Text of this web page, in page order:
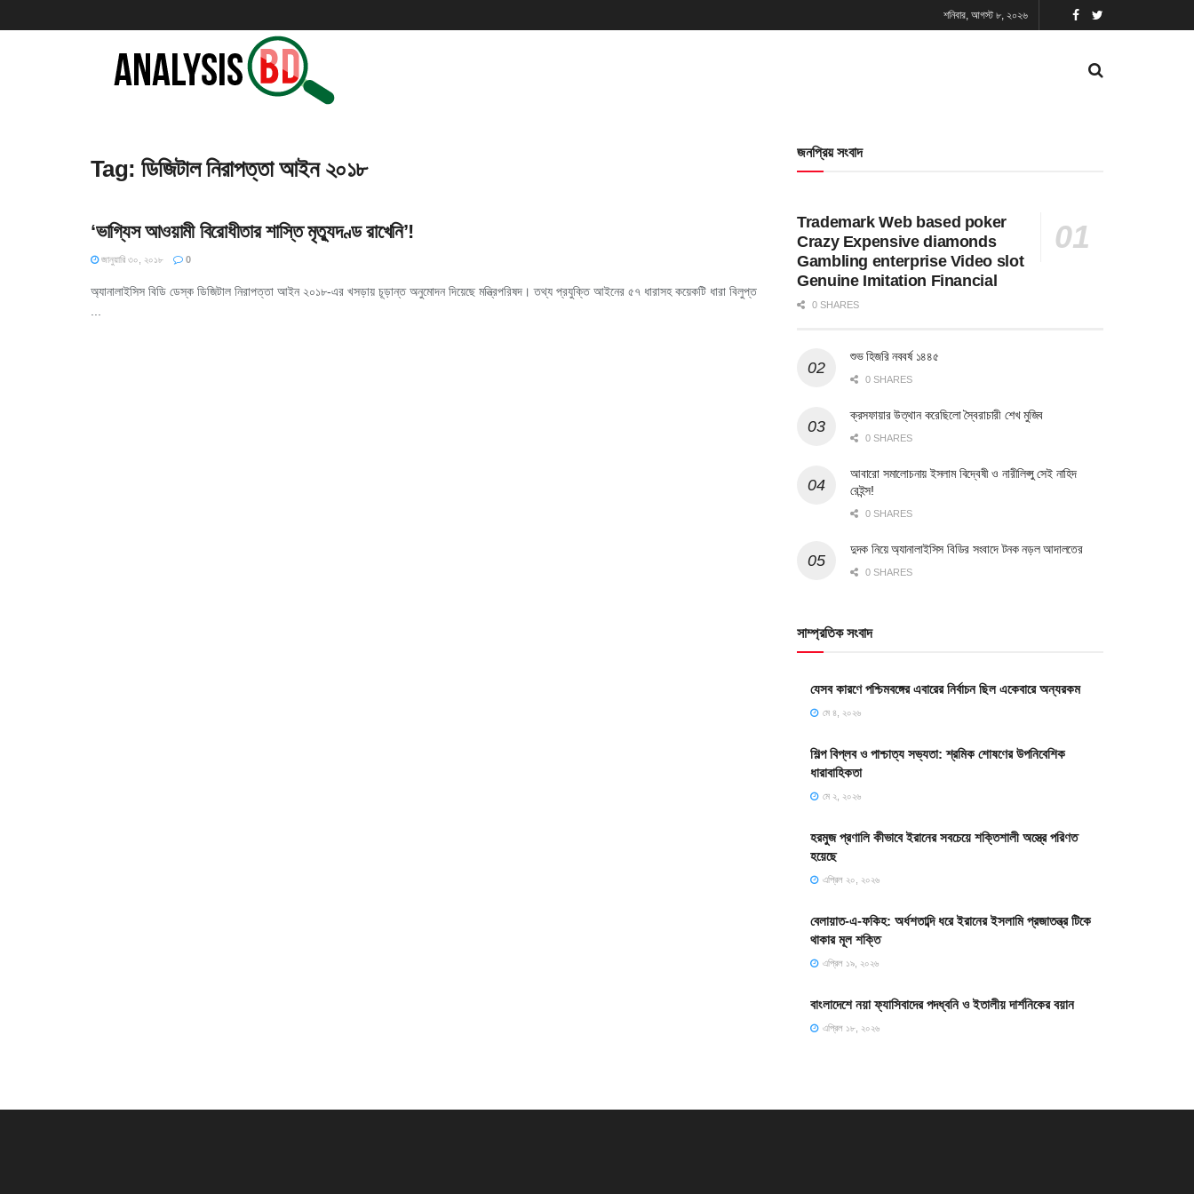
শনিবার, আগস্ট ৮, ২০২৬
Tag:ডিজিটাল নিরাপত্তা আইন ২০১৮
‘ভাগ্যিস আওয়ামী বিরোধীতার শাস্তি মৃত্যুদণ্ড রাখেনি’!
জানুয়ারি ৩০, ২০১৮ 0
অ্যানালাইসিস বিডি ডেস্ক ডিজিটাল নিরাপত্তা আইন ২০১৮-এর খসড়ায় চূড়ান্ত অনুমোদন দিয়েছে মন্ত্রিপরিষদ। তথ্য প্রযুক্তি আইনের ৫৭ ধারাসহ কয়েকটি ধারা বিলুপ্ত
জনপ্রিয় সংবাদ
Trademark Web based poker
Crazy Expensive diamonds
Gambling enterprise Video slot
Genuine Imitation Financial
0 SHARES
শুভ হিজরি নববর্ষ ১৪৪৫
0 SHARES
ক্রসফায়ার উত্থান করেছিলো স্বৈরাচারী শেখ মুজিব
0 SHARES
আবারো সমালোচনায় ইসলাম বিদ্বেষী ও নারীলিপ্সু সেই নাহিদ
রেইন্স!
0 SHARES
দুদক নিয়ে অ্যানালাইসিস বিডির সংবাদে টনক নড়ল আদালতের
0 SHARES
সাম্প্রতিক সংবাদ
যেসব কারণে পশ্চিমবঙ্গের এবারের নির্বাচন ছিল একেবারে অন্যরকম
মে ৪, ২০২৬
শিল্প বিপ্লব ও পাশ্চাত্য সভ্যতা: শ্রমিক শোষণের উপনিবেশিক
ধারাবাহিকতা
মে ২, ২০২৬
হরমুজ প্রণালি কীভাবে ইরানের সবচেয়ে শক্তিশালী অস্ত্রে পরিণত
হয়েছে
এপ্রিল ২০, ২০২৬
বেলায়াত-এ-ফকিহ: অর্ধশতাব্দি ধরে ইরানের ইসলামি প্রজাতন্ত্র টিকে
থাকার মূল শক্তি
এপ্রিল ১৯, ২০২৬
বাংলাদেশে নয়া ফ্যাসিবাদের পদধ্বনি ও ইতালীয় দার্শনিকের বয়ান
এপ্রিল ১৮, ২০২৬